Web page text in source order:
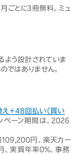
ごとに3冊無料。ミュ
よう設計されていま
ではありません。
＋48回払い（買い
ペーン期間は、2026
円、楽天カー
、実質年率0％、事務